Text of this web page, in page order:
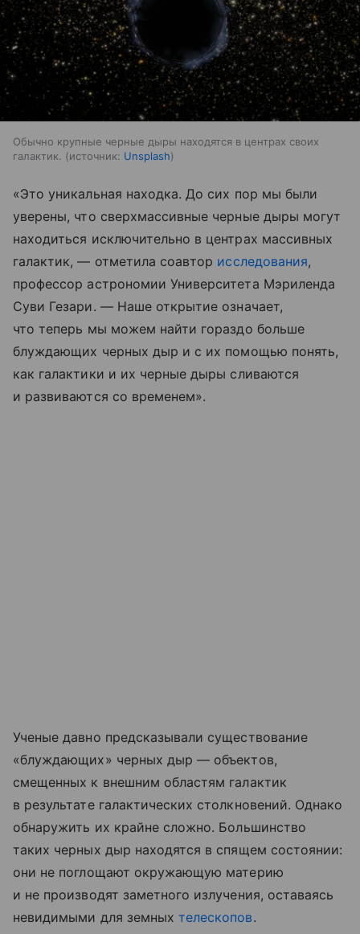
Обычно крупные черные дыры находятся в центрах своих
галактик.
источник: Unsplash
«Это уникальная находка. До сих пор мы были
уверены, что сверхмассивные черные дыры могут
находиться исключительно в центрах массивных
галактик, — отметила соавтор исследования,
профессор астрономии Университета Мэриленда
Суви Гезари. — Наше открытие означает,
что теперь мы можем найти гораздо больше
блуждающих черных дыр и с их помощью понять,
как галактики и их черные дыры сливаются
и развиваются со временем».
Ученые давно предсказывали существование
«блуждающих» черных дыр — объектов,
смещенных к внешним областям галактик
в результате галактических столкновений. Однако
обнаружить их крайне сложно. Большинство
таких черных дыр находятся в спящем состоянии:
они не поглощают окружающую материю
и не производят заметного излучения, оставаясь
невидимыми для земныхтелескопов.